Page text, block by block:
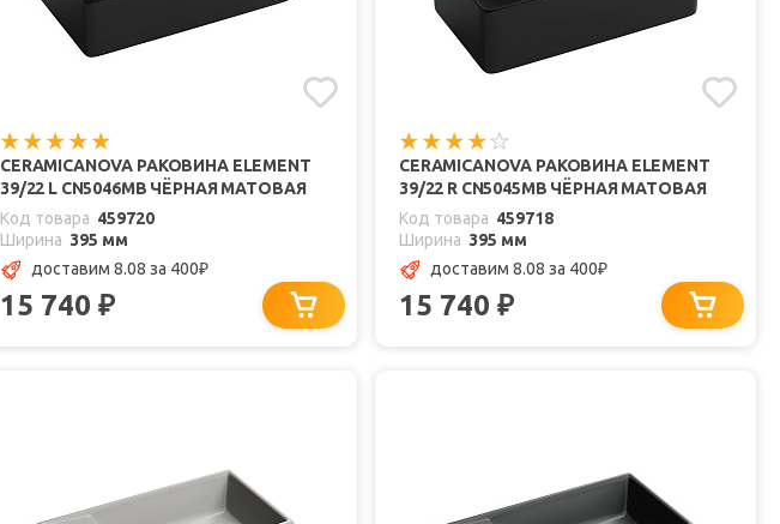
CERAMICANOVA РАКОВИНА ELEMENT
39/22 L CN5046MB ЧЁРНАЯ МАТОВАЯ
Код товара 459720
Ширина 395 мм
доставим 8.08 за 400₽
15 740 ₽
CERAMICANOVA РАКОВИНА ELEMENT
39/22 R CN5045MB ЧЁРНАЯ МАТОВАЯ
Код товара 459718
Ширина 395 мм
доставим 8.08 за 400₽
15 740 ₽